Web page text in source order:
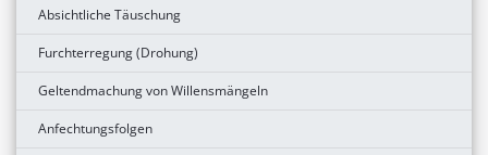
Absichtliche Täuschung
Furchterregung (Drohung)
Geltendmachung von Willensmängeln
Anfechtungsfolgen